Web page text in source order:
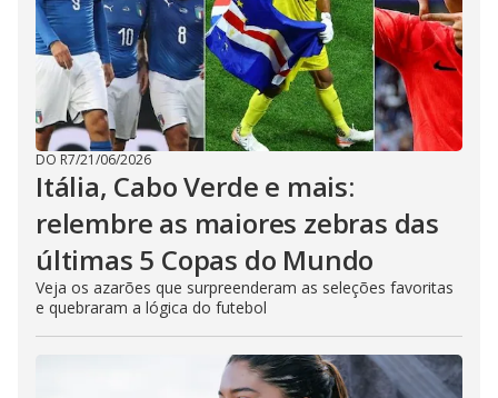
DO R7/21/06/2026
Itália, Cabo Verde e mais:
relembre as maiores zebras das
últimas 5 Copas do Mundo
Veja os azarões que surpreenderam as seleções favoritas
e quebraram a lógica do futebol